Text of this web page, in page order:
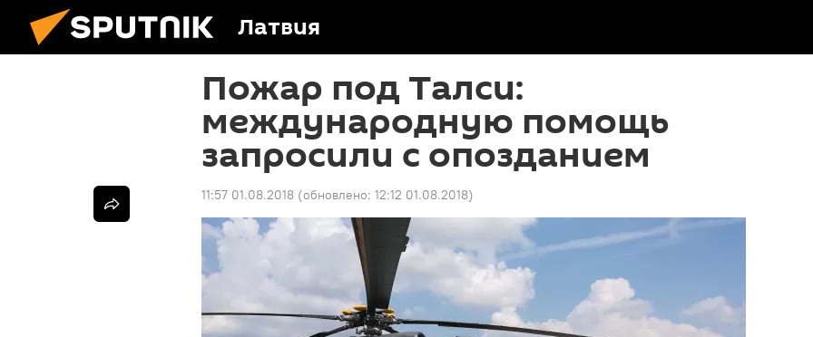
Латвия
Пожар под Талси:
международную помощь
запросили с опозданием
11:57 01.08.2018 (обновлено: 12:12 01.08.2018)